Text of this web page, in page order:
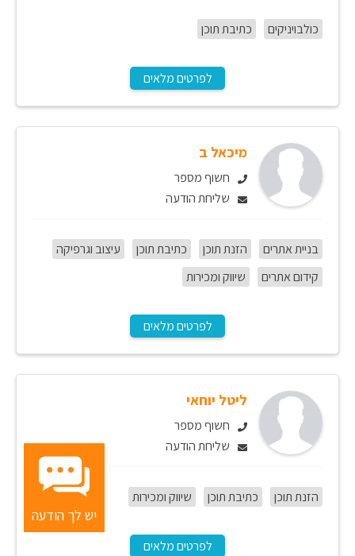
כולבויניקים כתיבת תוכן
לפרטים מלאים
מיכאל ב
חשוף מספר
שליחת הודעה
בניית אתרים הזנת תוכן כתיבת תוכן
עיצוב וגרפיקה
קידום אתרים
שיווק ומכירות
לפרטים מלאים
ליטל יוחאי
חשוף מספר
שליחת הודעה
הזנת תוכן כתיבת תוכן שיווק ומכירות
לפרטים מלאים
יש לך הודעה